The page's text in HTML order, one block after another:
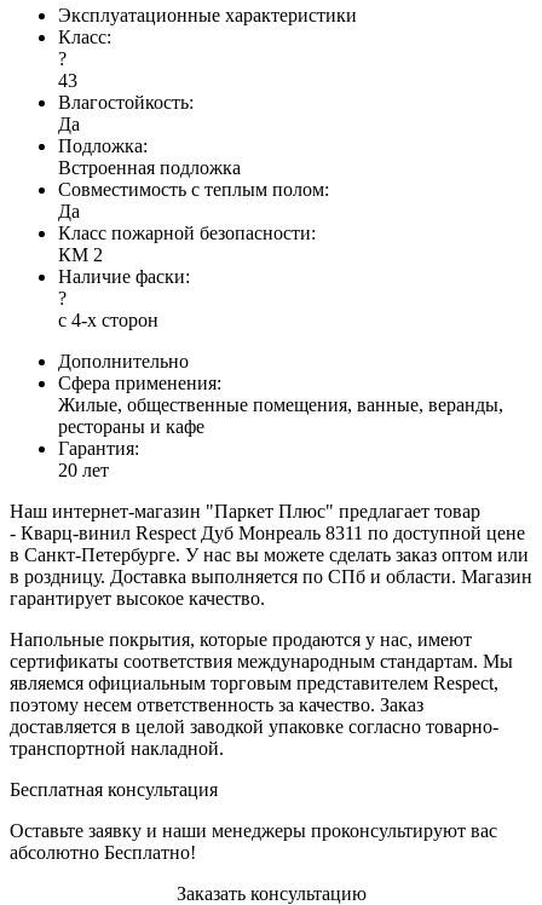
Эксплуатационные характеристики
Класс:
?
43
Влагостойкость:
Да
Подложка:
Встроенная подложка
Совместимость с теплым полом:
Да
Класс пожарной безопасности:
КМ 2
Наличие фаски:
?
с 4-х сторон
Дополнительно
Сфера применения:
Жилые, общественные помещения, ванные, веранды,
рестораны и кафе
Гарантия:
20 лет
Наш интернет-магазин "Паркет Плюс" предлагает товар
- Кварц-винил Respect Дуб Монреаль 8311 по доступной цене
в Санкт-Петербурге. У нас вы можете сделать заказ оптом или
в роздницу. Доставка выполняется по СПб и области. Магазин
гарантирует высокое качество.
Напольные покрытия, которые продаются у нас, имеют
сертификаты соответствия международным стандартам. Мы
являемся официальным торговым представителем Respect,
поэтому несем ответственность за качество. Заказ
доставляется в целой заводкой упаковке согласно товарно-
транспортной накладной.
Бесплатная консультация
Оставьте заявку и наши менеджеры проконсультируют вас
абсолютно Бесплатно!
Заказать консультацию